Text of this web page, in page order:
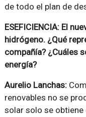
de todo el plan de
ESEFICIENCIA: El
hidrógeno. ¿Qué
compañía? ¿Cuáles
energía?
Aurelio Lanchas:
renovables no se
solar solo se obtiene